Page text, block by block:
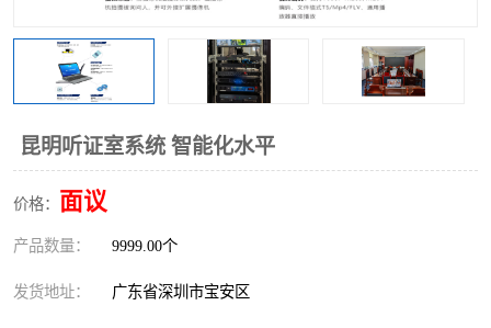
昆明听证室系统 智能化水平
价格： 面议
产品数量： 9999.00个
发货地址： 广东省深圳市宝安区